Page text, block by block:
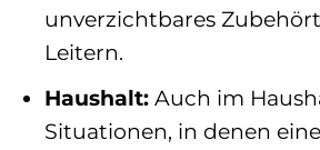
unverzichtbares
Leitern.
Haushalt:Auch im
Situationen, in denen